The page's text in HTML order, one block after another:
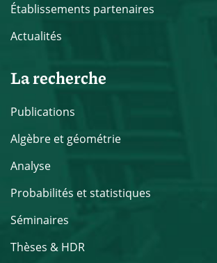
Établissements partenaires
Actualités
La recherche
Publications
Algèbre et géométrie
Analyse
Probabilités et statistiques
Séminaires
Thèses & HDR